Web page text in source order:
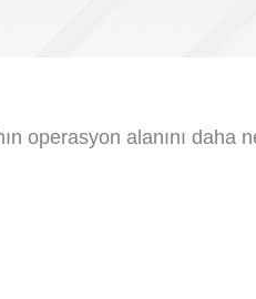
operasyon alanını daha